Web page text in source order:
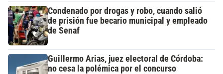
Condenado por drogas y robo, cuando salió
de prisión fue becario municipal y empleado
de Senaf
Guillermo Arias, juez electoral de Córdoba:
no cesa la polémica por el concurso